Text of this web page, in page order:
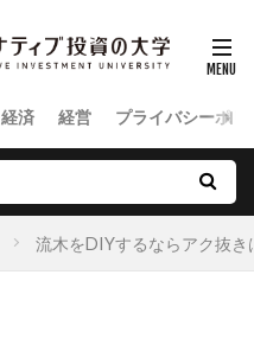
経済 経営 プライバシーポリ
流木をDIYするならアク抜